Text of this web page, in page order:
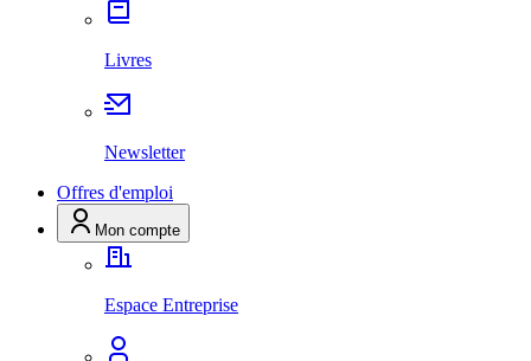
Livres
Newsletter
Offres d'emploi
Mon compte
Espace Entreprise